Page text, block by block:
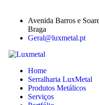
Avenida Barros e
Braga
Geral@luxmetal.pt
Home
Serralharia LuxMetal
Produtos Metálicos
Serviços